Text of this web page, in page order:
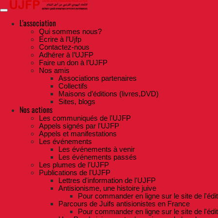
Skip
to
contentL'association
Qui sommes nous?
Ecrire à l’Ujfp
Contactez-nous
Adhérer à l’UJFP
Faire un don à l’UJFP
Nos amis
Associations partenaires
Collectifs
Maisons d’éditions (livres,DVD)
Sites, blogs
Nos actions
Les communiqués de l'UJFP
Appels signés par l'UJFP
Appels et manifestations
Les événements
Les événements à venir
Les événements passés
Les plumes de l'UJFP
Publications de l'UJFP
Lettres d'information de l'UJFP
Antisionisme, une histoire juive
Pour commander en ligne sur le site de
Parcours de Juifs antisionistes en France
Pour commander en ligne sur le site de